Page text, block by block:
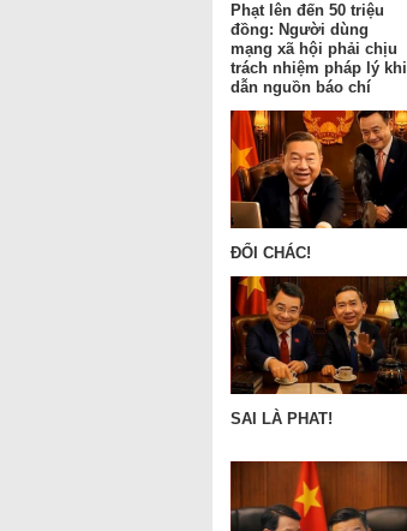
Phạt lên đến 50 triệu
đồng: Người dùng
mạng xã hội phải chịu
trách nhiệm pháp lý khi
dẫn nguồn báo chí
ĐỔI CHÁC!
SAI LÀ PHAT!